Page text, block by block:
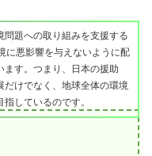
問題への取り組みを支援する
に悪影響を与えないように配
ます。つまり、日本の援助
だけでなく、地球全体の環境
しているのです。